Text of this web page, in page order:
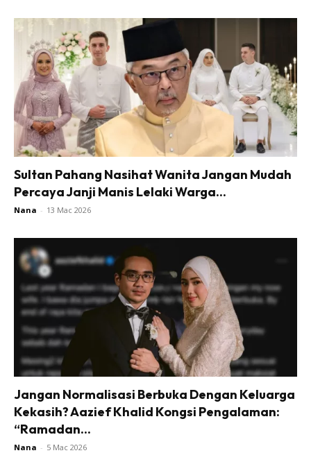
Sultan Pahang Nasihat Wanita Jangan Mudah
Percaya Janji Manis Lelaki Warga...
Nana - 13 Mac 2026
Jangan Normalisasi Berbuka Dengan Keluarga
Kekasih? Aazief Khalid Kongsi Pengalaman:
“Ramadan...
Nana - 5 Mac 2026